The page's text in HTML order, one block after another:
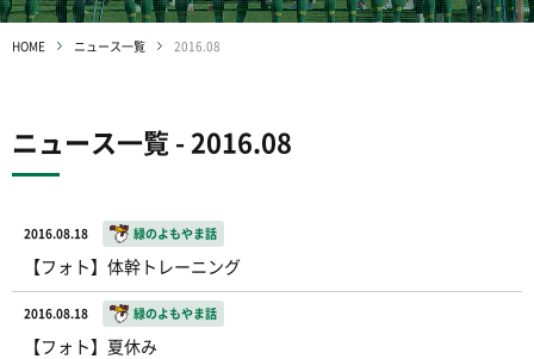
HOME ニュース一覧 2016.08
ニュース一覧 - 2016.08
2016.08.18 緑のよもやま話
【フォト】体幹トレーニング
2016.08.18 緑のよもやま話
【フォト】夏休み